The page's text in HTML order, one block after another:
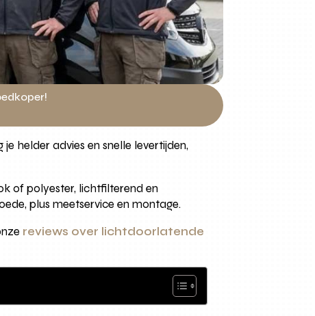
helder advies en snelle levertijden,
of polyester, lichtfilterend en
plus meetservice en montage.
reviews over lichtdoorlatende